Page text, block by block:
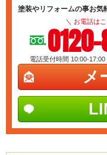
塗装やリフォームの事お気
＼ お電話は
電話受付時間 10:00-17:00
メ